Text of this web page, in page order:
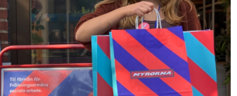
Inlämningsplatser
Om Myrorna
Lediga jobb
Pressrum
Kontakt